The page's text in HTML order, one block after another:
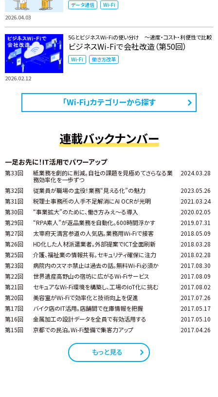
2026.04.03
データ通信 Wi-Fi
2026.02.12
5GとビジネスWi-Fiの使い分け ～速度・コスト・利便性で比較
ビジネスWi-Fiで会社改造（第50回）
Wi-Fi 働き方改革
「Wi-Fi」カテゴリーから探す
連載バックナンバー
一足お先に！IT活用でパワーアップ
第33回
紙業務を劇的に削減。自社の課題を見極めてさらなる業
務効率化を一歩ずつ
2024.03.28
第32回 従業員が職場の主役！業務“見える化”の魅力
2023.05.26
第31回
税理士事務所の人手不足解消にAI OCRが光明
2021.03.24
第30回
“事業拡大”のために、働き方みえ～る導入
2020.02.05
第29回
“RPA素人”が返品業務を自動化。600時間浮かす
2019.07.31
第27回
太宰府天満宮参道の人気店。業務用Wi-Fiで接客
2018.05.09
第26回
HD化した人材派遣業者。外部提案でICT全面刷新
2018.03.28
第25回
介護、福祉業の情報共有。セキュリティ確保に注力
2018.02.28
第23回
病院内のスマホ禁止は過去の話。無料Wi-Fi必須か
2017.08.30
第22回
世界遺産高野山の宿坊に広がるWi-Fiサービス
2017.08.09
第21回
セキュアなWi-Fi環境を構築し、工場のIoT化に挑む
2017.08.02
第20回
美容室がWi-Fiで効率化と技術向上を促進
2017.07.26
第17回
バイク店のIT活用。店舗間で在庫情報を把握
2017.05.17
第16回
金属加工の設計データを全員で有効活用する
2017.05.10
第15回
京都での民泊。Wi-Fi整備で集客力アップ 2017.04.26
もっと見る